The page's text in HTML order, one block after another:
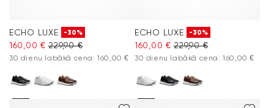
ECHO LUXE -30%
160,00 € 229,90 €
30 dienu labākā cena: 160,00 €
ECHO LUXE -30%
160,00 € 229,90 €
30 dienu labākā cena: 160,00 €